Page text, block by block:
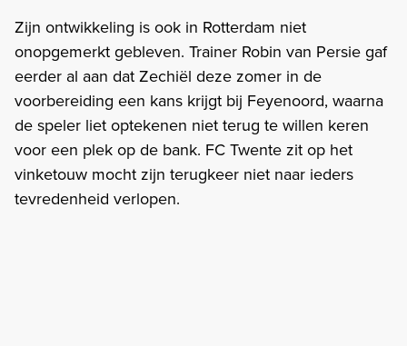
Zijn ontwikkeling is ook in Rotterdam niet
onopgemerkt gebleven. Trainer Robin van Persie gaf
eerder al aan dat Zechiël deze zomer in de
voorbereiding een kans krijgt bij Feyenoord, waarna
de speler liet optekenen niet terug te willen keren
voor een plek op de bank. FC Twente zit op het
vinketouw mocht zijn terugkeer niet naar ieders
tevredenheid verlopen.